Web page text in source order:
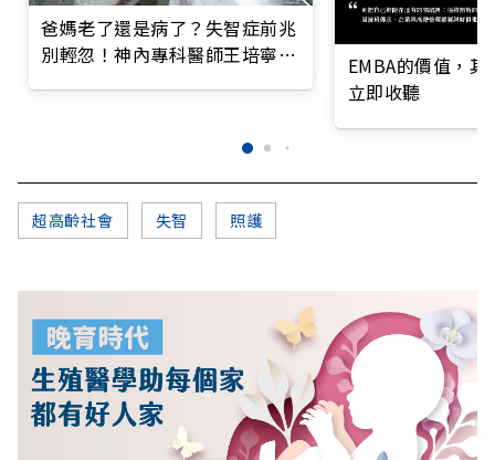
爸媽老了還是病了？失智症前兆
別輕忽！神內專科醫師王培寧呼
EMBA的價值，
立即收聽
超高齡社會 失智 照護